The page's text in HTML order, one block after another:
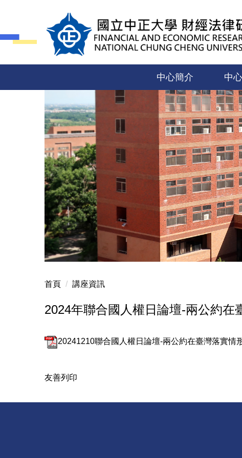
主
中心簡介 中
首頁 講座資訊
2024年聯合國人權日論壇-兩公約在
20241210聯合國人權日論壇-兩公約在臺灣落實情
友善列印